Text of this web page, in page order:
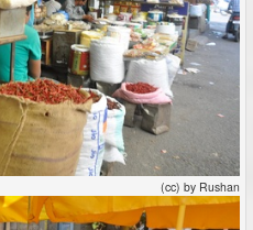
(cc) by Rushan